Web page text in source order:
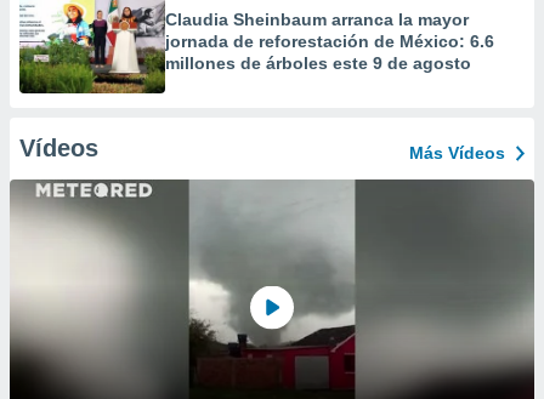
Claudia Sheinbaum arranca la mayor
jornada de reforestación de México: 6.6
millones de árboles este 9 de agosto
Vídeos Más Vídeos